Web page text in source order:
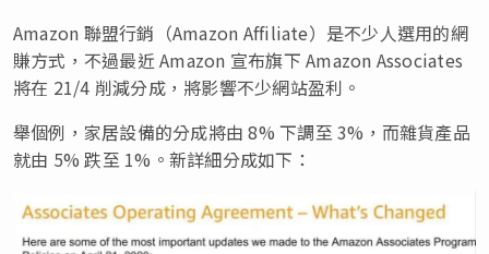
Amazon 聯盟行銷（Amazon Affiliate）是不少人選用的網
賺方式，不過最近 Amazon 宣布旗下 Amazon Associates
將在 21/4 削減分成，將影響不少網站盈利。
舉個例，家居設備的分成將由 8% 下調至 3%，而雜貨產品
就由 5% 跌至 1%。新詳細分成如下：